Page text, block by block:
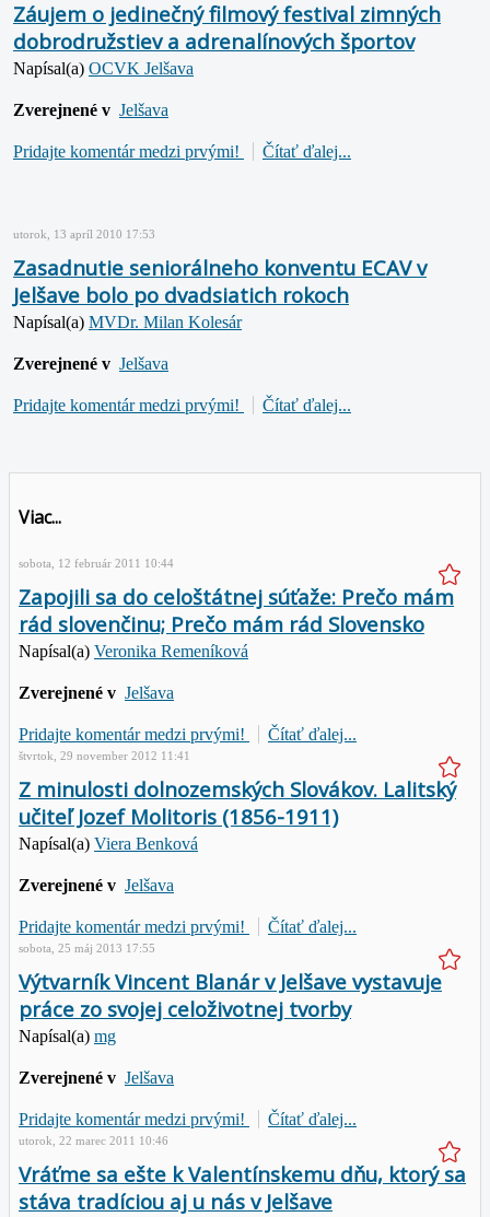
Záujem o jedinečný filmový festival zimných
dobrodružstiev a adrenalínových športov
Napísal(a) OCVK Jelšava
Zverejnené v Jelšava
Pridajte komentár medzi prvými! Čítať ďalej...
utorok, 13 apríl 2010 17:53
Zasadnutie seniorálneho konventu ECAV v
Jelšave bolo po dvadsiatich rokoch
Napísal(a) MVDr. Milan Kolesár
Zverejnené v Jelšava
Pridajte komentár medzi prvými! Čítať ďalej...
Viac...
sobota, 12 február 2011 10:44
Zapojili sa do celoštátnej súťaže: Prečo mám
rád slovenčinu; Prečo mám rád Slovensko
Napísal(a) Veronika Remeníková
Zverejnené v Jelšava
Pridajte komentár medzi prvými! Čítať ďalej...
štvrtok, 29 november 2012 11:41
Z minulosti dolnozemských Slovákov. Lalitský
učiteľ Jozef Molitoris (1856-1911)
Napísal(a) Viera Benková
Zverejnené v Jelšava
Pridajte komentár medzi prvými! Čítať ďalej...
sobota, 25 máj 2013 17:55
Výtvarník Vincent Blanár v Jelšave vystavuje
práce zo svojej celoživotnej tvorby
Napísal(a) mg
Zverejnené v Jelšava
Pridajte komentár medzi prvými! Čítať ďalej...
utorok, 22 marec 2011 10:46
Vráťme sa ešte k Valentínskemu dňu, ktorý sa
stáva tradíciou aj u nás v Jelšave